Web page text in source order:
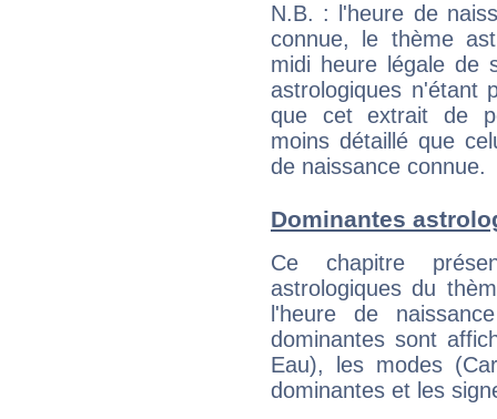
N.B. : l'heure de
connue, le thème
midi heure légale de
astrologiques n'étant
que cet extrait de
moins détaillé que
de naissance connue.
Dominantes
Ce chapitre
astrologiques du
l'heure de
dominantes sont
Eau), les modes
dominantes et les